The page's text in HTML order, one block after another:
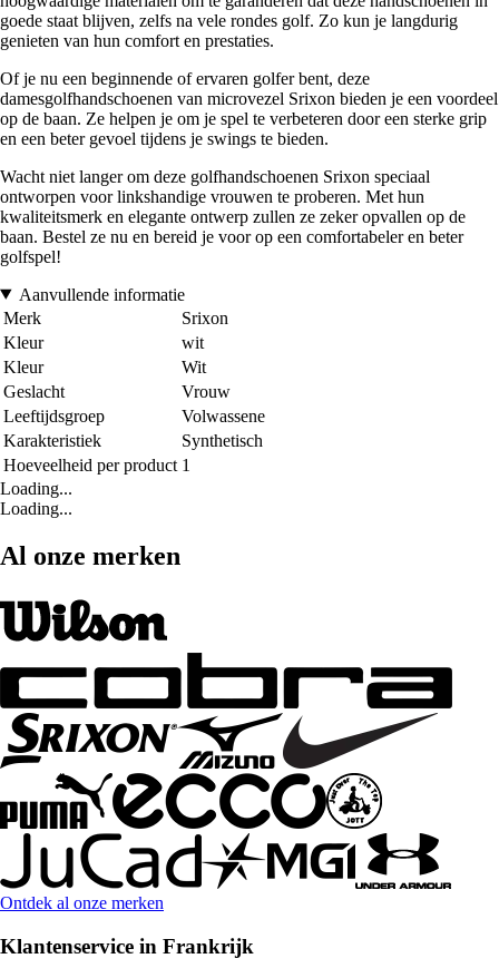
goede staat blijven, zelfs na vele rondes golf. Zo kun je langdurig
genieten van hun comfort en prestaties.
Of je nu een beginnende of ervaren golfer bent, deze
damesgolfhandschoenen van microvezel Srixon bieden je een voordeel
op de baan. Ze helpen je om je spel te verbeteren door een sterke grip
en een beter gevoel tijdens je swings te bieden.
Wacht niet langer om deze golfhandschoenen Srixon speciaal
ontworpen voor linkshandige vrouwen te proberen. Met hun
kwaliteitsmerk en elegante ontwerp zullen ze zeker opvallen op de
baan. Bestel ze nu en bereid je voor op een comfortabeler en beter
golfspel!
Aanvullende informatie
Merk
Srixon
Kleur
wit
Kleur
Wit
Geslacht
Vrouw
Leeftijdsgroep
Volwassene
Karakteristiek
Synthetisch
Hoeveelheid per product 1
Loading...
Loading...
Al onze merken
Ontdek al onze merken
Klantenservice in Frankrijk